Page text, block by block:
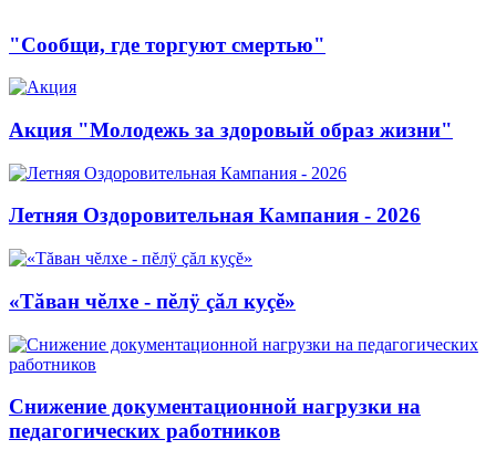
"Сообщи, где торгуют смертью"
Акция "Молодежь за здоровый образ жизни"
Летняя Оздоровительная Кампания - 2026
«Тăван чĕлхе - пĕлÿ çăл куçĕ»
Снижение документационной нагрузки на
педагогических работников